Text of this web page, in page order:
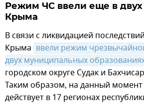
Режим ЧС ввели еще в двух
Крыма
В связи с ликвидацией
Крыма ввели режим
двух муниципальных
городском округе Судак и
Таким образом, на данный
действует в 17 регионах